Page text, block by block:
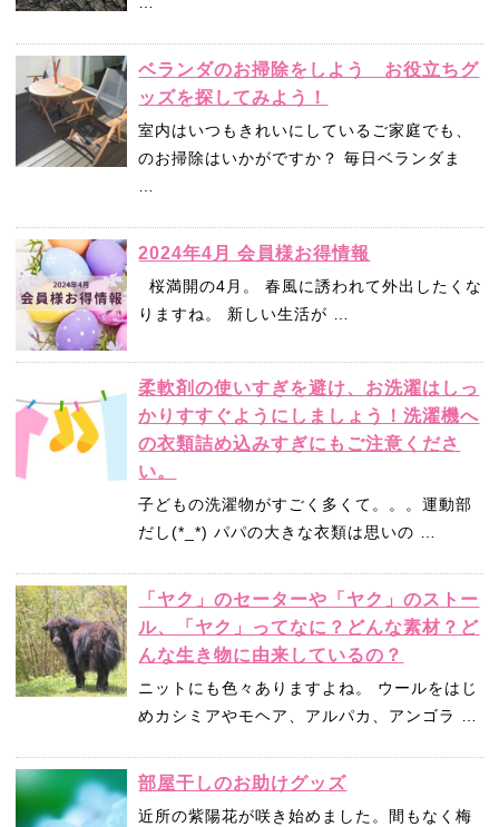
ベランダのお掃除をしよう お役立ちグ
ッズを探してみよう！
室内はいつもきれいにしているご家庭でも、
のお掃除はいかがですか？ 毎日ベランダま
…
2024年4月 会員様お得情報
桜満開の4月。 春風に誘われて外出したくな
りますね。 新しい生活が …
柔軟剤の使いすぎを避け、お洗濯はしっ
かりすすぐようにしましょう！洗濯機へ
の衣類詰め込みすぎにもご注意くださ
い。
子どもの洗濯物がすごく多くて。。。運動部
だし(*_*) パパの大きな衣類は思いの …
「ヤク」のセーターや「ヤク」のストー
ル、「ヤク」ってなに？どんな素材？ど
んな生き物に由来しているの？
ニットにも色々ありますよね。 ウールをはじ
めカシミアやモヘア、アルパカ、アンゴラ …
部屋干しのお助けグッズ
近所の紫陽花が咲き始めました。間もなく梅